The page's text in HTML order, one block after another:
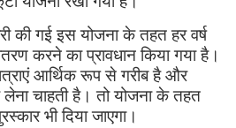
की गई इस योजना के तहत हर वर्ष
करने का प्रावधान किया गया है।
आर्थिक रूप से गरीब है और
चाहती है। तो योजना के तहत
भी दिया जाएगा।